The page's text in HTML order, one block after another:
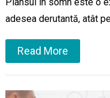
Plânsul în somn este o
adesea derutantă, atât
Read More